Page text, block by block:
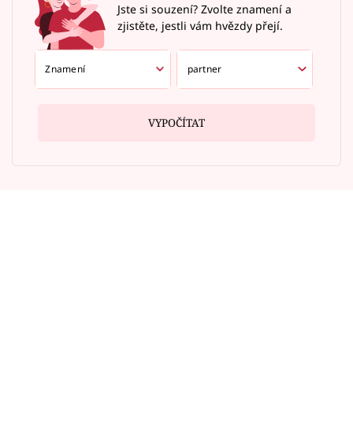
Jste si souzení? Zvolte znamení a
zjistěte, jestli vám hvězdy přejí.
VYPOČÍTAT